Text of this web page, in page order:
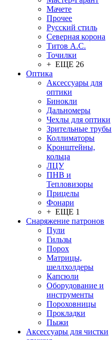
Мачете
Прочее
Русский стиль
Северная корона
Титов А.С.
Точилки
+ ЕЩЕ 26
Оптика
Аксессуары для
оптики
Бинокли
Дальномеры
Чехлы для оптики
Зрительные трубы
Коллиматоры
Кронштейны,
кольца
ЛЦУ
ПНВ и
Тепловизоры
Прицелы
Фонари
+ ЕЩЕ 1
Снаряжение патронов
Пули
Гильзы
Порох
Матрицы,
шеллхолдеры
Капсюли
Оборудование и
инструменты
Пороховницы
Прокладки
Пыжи
Аксессуары для чистки